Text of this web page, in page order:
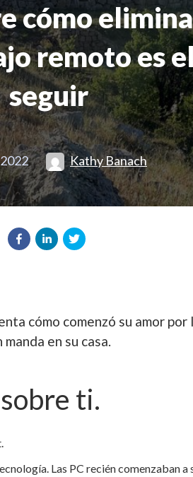
cómo
remoto es
seguir
Kathy Banach
cómo comenzó su amor por
en su casa.
ti.
Las PC recién comenzaban a